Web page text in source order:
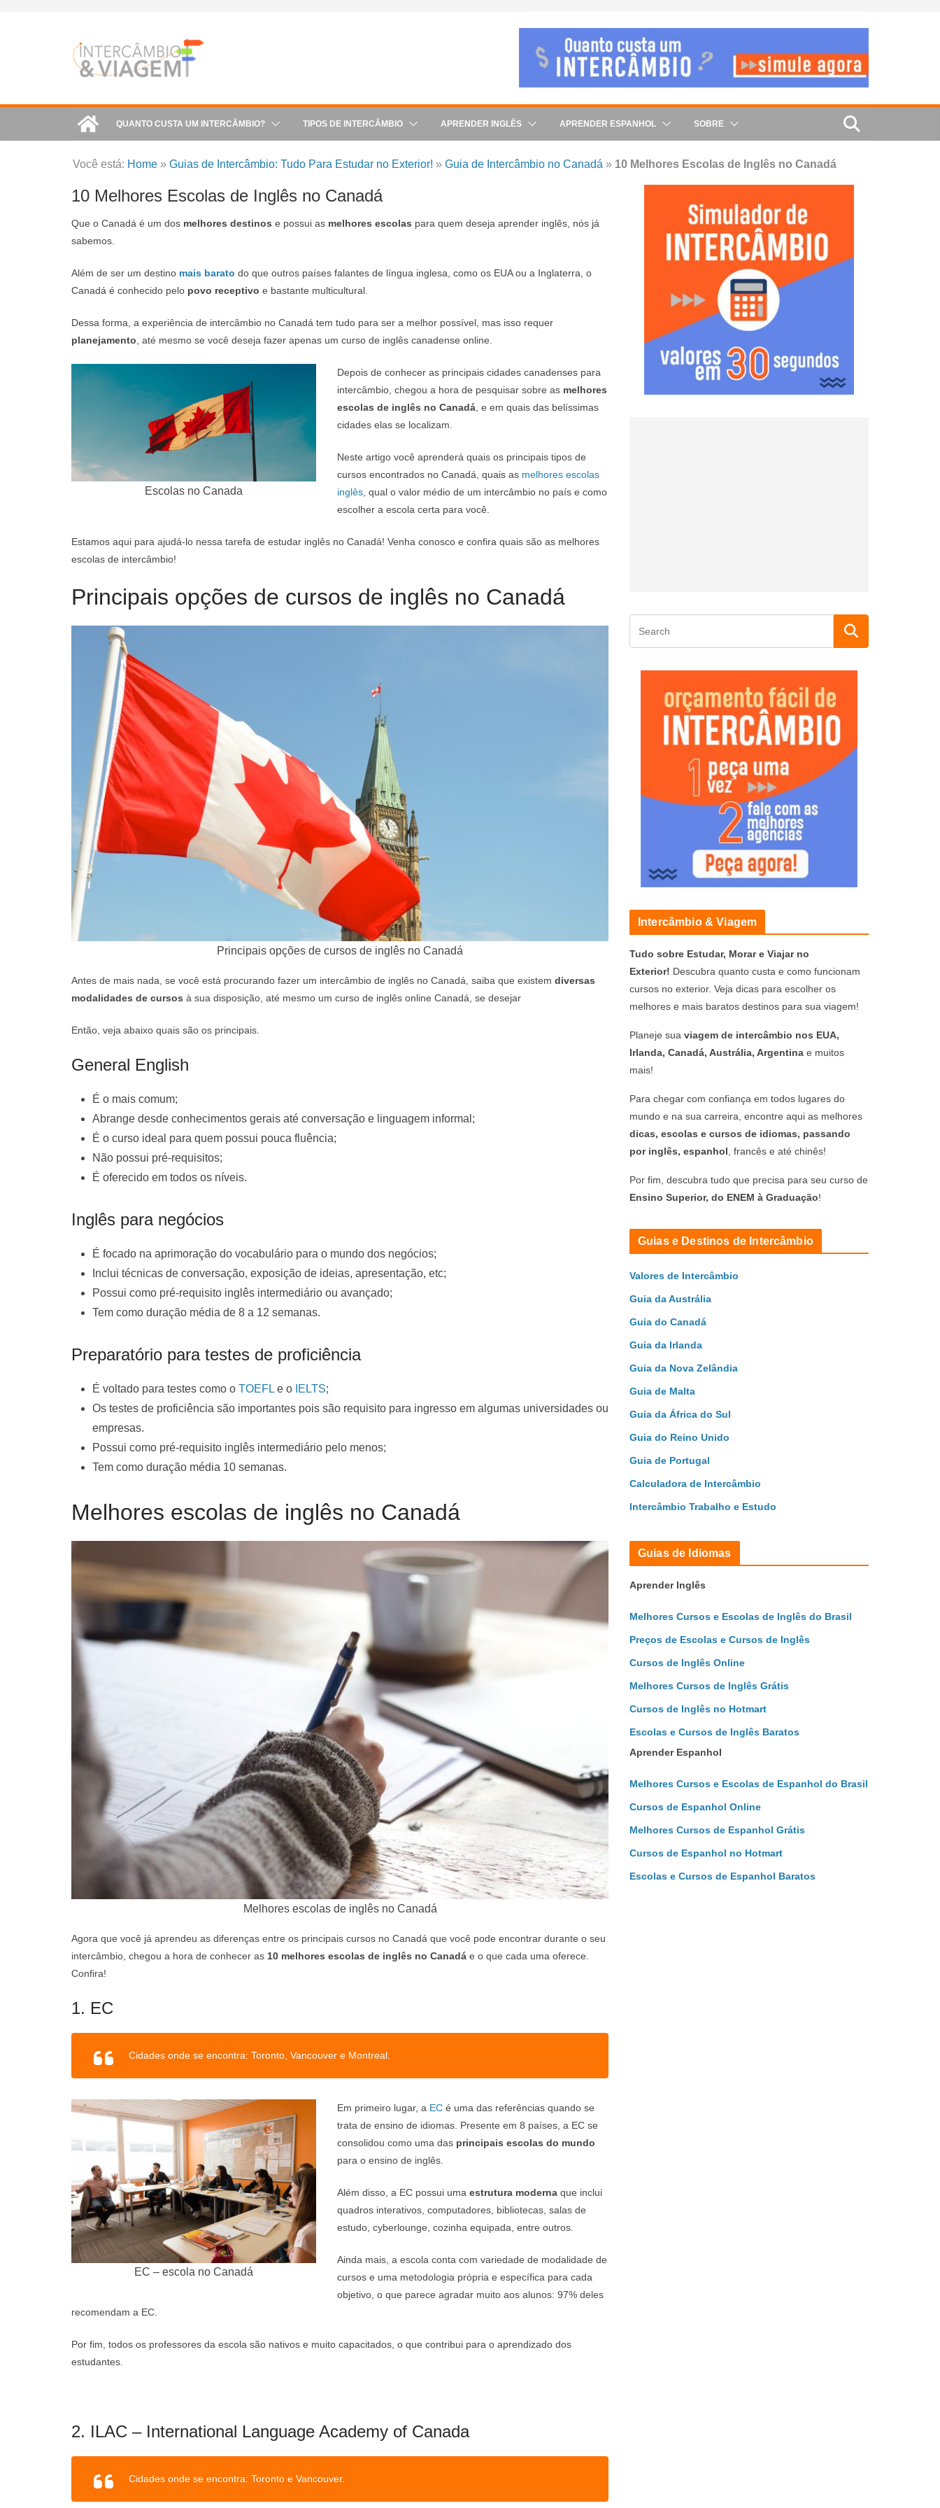
QUANTO CUSTA UM INTERCÂMBIO? TIPOS DE INTERCÂMBIO APRENDER INGLÊS APRENDER ESPANHOL SOBRE
Você está: Home » Guias de Intercâmbio: Tudo Para Estudar no Exterior! » Guia de Intercâmbio no Canadá » 10 Melhores Escolas de Inglês no Canadá
10 Melhores Escolas de Inglês no Canadá
Que o Canadá é um dos melhores destinos e possui as melhores escolas para quem deseja aprender inglês, nós já
sabemos.
Além de ser um destino mais barato do que outros países falantes de língua inglesa, como os EUA ou a Inglaterra, o
Canadá é conhecido pelo povo receptivo e bastante multicultural.
Dessa forma, a experiência de intercâmbio no Canadá tem tudo para ser a melhor possível, mas isso requer
planejamento , até mesmo se você deseja fazer apenas um curso de inglês canadense online.
Escolas no Canada
Depois de conhecer as principais cidades canadenses para
intercâmbio, chegou a hora de pesquisar sobre as melhores
escolas de inglês no Canadá , e em quais das belíssimas
cidades elas se localizam.
Neste artigo você aprenderá quais os principais tipos de
cursos encontrados no Canadá, quais as melhores escolas
inglês , qual o valor médio de um intercâmbio no país e como
escolher a escola certa para você.
Estamos aqui para ajudá-lo nessa tarefa de estudar inglês no Canadá! Venha conosco e confira quais são as melhores
escolas de intercâmbio!
Principais opções de cursos de inglês no Canadá
Principais opções de cursos de inglês no Canadá
Antes de mais nada, se você está procurando fazer um intercâmbio de inglês no Canadá, saiba que existem diversas
modalidades de cursos à sua disposição, até mesmo um curso de inglês online Canadá, se desejar
Então, veja abaixo quais são os principais.
General English
É o mais comum;
Abrange desde conhecimentos gerais até conversação e linguagem informal;
É o curso ideal para quem possui pouca fluência;
Não possui pré-requisitos;
É oferecido em todos os níveis.
Inglês para negócios
É focado na aprimoração do vocabulário para o mundo dos negócios;
Inclui técnicas de conversação, exposição de ideias, apresentação, etc;
Possui como pré-requisito inglês intermediário ou avançado;
Tem como duração média de 8 a 12 semanas.
Preparatório para testes de proficiência
É voltado para testes como o TOEFL e o IELTS;
Os testes de proficiência são importantes pois são requisito para ingresso em algumas universidades ou
empresas.
Possui como pré-requisito inglês intermediário pelo menos;
Tem como duração média 10 semanas.
Melhores escolas de inglês no Canadá
Melhores escolas de inglês no Canadá
Agora que você já aprendeu as diferenças entre os principais cursos no Canadá que você pode encontrar durante o seu
intercâmbio, chegou a hora de conhecer as 10 melhores escolas de inglês no Canadá e o que cada uma oferece.
Confira!
1. EC
Cidades onde se encontra: Toronto, Vancouver e Montreal.
EC – escola no Canadá
Em primeiro lugar, a EC é uma das referências quando se
trata de ensino de idiomas. Presente em 8 países, a EC se
consolidou como uma das principais escolas do mundo
para o ensino de inglês.
Além disso, a EC possui uma estrutura moderna que inclui
quadros interativos, computadores, bibliotecas, salas de
estudo, cyberlounge, cozinha equipada, entre outros.
Ainda mais, a escola conta com variedade de modalidade de
cursos e uma metodologia própria e específica para cada
objetivo, o que parece agradar muito aos alunos: 97% deles
recomendam a EC.
Por fim, todos os professores da escola são nativos e muito capacitados, o que contribui para o aprendizado dos
estudantes.
2. ILAC – International Language Academy of Canada
Cidades onde se encontra: Toronto e Vancouver.
Intercâmbio & Viagem
Tudo sobre Estudar, Morar e Viajar no
Exterior! Descubra quanto custa e como funcionam
cursos no exterior. Veja dicas para escolher os
melhores e mais baratos destinos para sua viagem!
Planeje sua viagem de intercâmbio nos EUA,
Irlanda, Canadá, Austrália, Argentina e muitos
mais!
Para chegar com confiança em todos lugares do
mundo e na sua carreira, encontre aqui as melhores
dicas, escolas e cursos de idiomas, passando
por inglês, espanhol , francês e até chinês!
Por fim, descubra tudo que precisa para seu curso de
Ensino Superior, do ENEM à Graduação!
Guias e Destinos de Intercâmbio
Valores de Intercâmbio
Guia da Austrália
Guia do Canadá
Guia da Irlanda
Guia da Nova Zelândia
Guia de Malta
Guia da África do Sul
Guia do Reino Unido
Guia de Portugal
Calculadora de Intercâmbio
Intercâmbio Trabalho e Estudo
Guias de Idiomas
Aprender Inglês
Melhores Cursos e Escolas de Inglês do Brasil
Preços de Escolas e Cursos de Inglês
Cursos de Inglês Online
Melhores Cursos de Inglês Grátis
Cursos de Inglês no Hotmart
Escolas e Cursos de Inglês Baratos
Aprender Espanhol
Melhores Cursos e Escolas de Espanhol do Brasil
Cursos de Espanhol Online
Melhores Cursos de Espanhol Grátis
Cursos de Espanhol no Hotmart
Escolas e Cursos de Espanhol Baratos